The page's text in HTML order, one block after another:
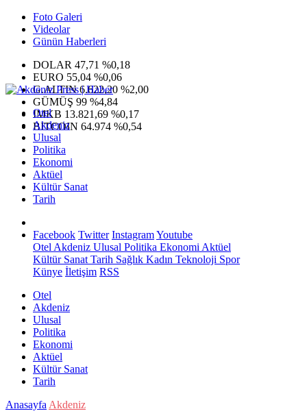
Foto Galeri
Videolar
Günün Haberleri
DOLAR 47,71 %0,18
EURO 55,04 %0,06
G.ALTIN6.622,20 %2,00
GÜMÜŞ 99 %4,84
IMKB 13.821,69 %0,17
BITCOIN 64.974 %0,54
Otel
Akdeniz
Ulusal
Politika
Ekonomi
Aktüel
Kültür Sanat
Tarih
Facebook Twitter InstagramYoutube
Otel Akdeniz Ulusal Politika Ekonomi Aktüel
Kültür Sanat Tarih Sağlık Kadın Teknoloji Spor
Künye İletişim RSS
Otel
Akdeniz
Ulusal
Politika
Ekonomi
Aktüel
Kültür Sanat
Tarih
Anasayfa Akdeniz